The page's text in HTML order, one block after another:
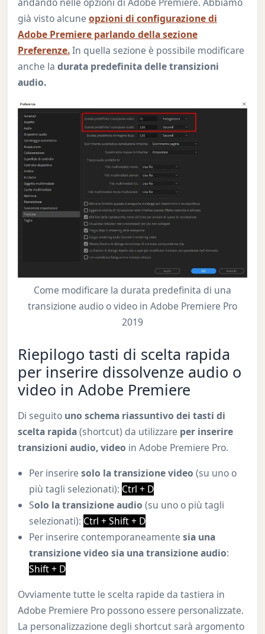
già visto alcune opzioni di configurazione di
Adobe Premiere parlando della sezione
Preferenze.In quella sezione è possibile modificare
anche la durata predefinita delle transizioni
audio.
Come modificare la durata predefinita di una
transizione audio o video in Adobe Premiere Pro
2019
Riepilogo tasti di scelta rapida
per inserire dissolvenze audio o
video in Adobe Premiere
Di seguito uno schema riassuntivo dei tasti di
scelta rapida(shortcut) da utilizzare per inserire
transizioni audio, video in Adobe Premiere Pro.
Per inserire solo la transizione video (su uno o
più tagli selezionati): Ctrl + D
Solo la transizione audio (su uno o più tagli
selezionati): Ctrl + Shift + D
Per inserire contemporaneamente sia una
transizione video sia una transizione audio:
Shift + D
Ovviamente tutte le scelta rapide da tastiera in
Adobe Premiere Pro possono essere personalizzate.
La personalizzazione degli shortcut sarà argomento